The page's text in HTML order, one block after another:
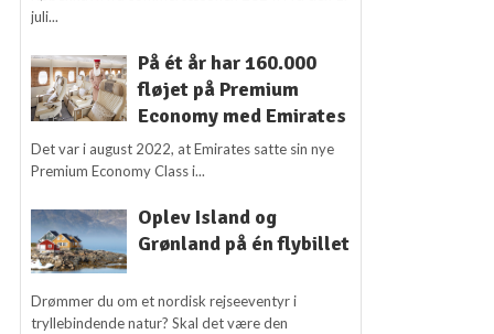
juli...
På ét år har 160.000
fløjet på Premium
Economy med Emirates
Det var i august 2022, at Emirates satte sin nye
Premium Economy Class i...
Oplev Island og
Grønland på én flybillet
Drømmer du om et nordisk rejseeventyr i
tryllebindende natur? Skal det være den